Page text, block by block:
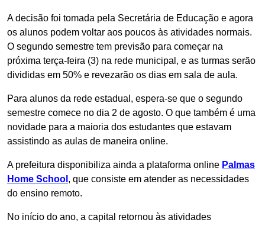
A decisão foi tomada pela Secretária de Educação e agora
os alunos podem voltar aos poucos às atividades normais.
O segundo semestre tem previsão para começar na
próxima terça-feira (3) na rede municipal, e as turmas serão
divididas em 50% e revezarão os dias em sala de aula.
Para alunos da rede estadual, espera-se que o segundo
semestre comece no dia 2 de agosto. O que também é uma
novidade para a maioria dos estudantes que estavam
assistindo as aulas de maneira online.
A prefeitura disponibiliza ainda a plataforma online Palmas
Home School , que consiste em atender as necessidades
do ensino remoto.
No início do ano, a capital retornou às atividades